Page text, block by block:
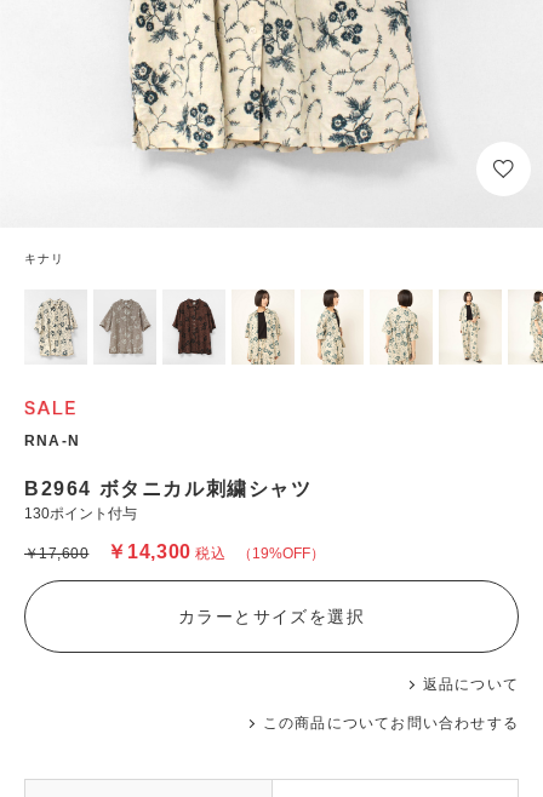
キナリ
RNA-N
B2964 ボタニカル刺繍シャツ
130ポイント付与
（19%OFF）
￥14,300 税込
￥17,600
返品について
この商品についてお問い合わせする
カラーとサイズを選択